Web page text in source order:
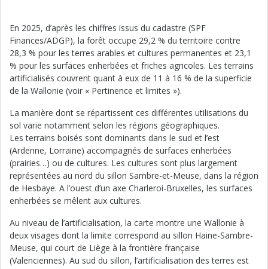
En 2025, d’après les chiffres issus du cadastre (SPF
Finances/ADGP), la forêt occupe 29,2 % du territoire contre
28,3 % pour les terres arables et cultures permanentes et 23,1
% pour les surfaces enherbées et friches agricoles. Les terrains
artificialisés couvrent quant à eux de 11 à 16 % de la superficie
de la Wallonie (voir « Pertinence et limites »).
La manière dont se répartissent ces différentes utilisations du
sol varie notamment selon les régions géographiques.
Les terrains boisés sont dominants dans le sud et l’est
(Ardenne, Lorraine) accompagnés de surfaces enherbées
(prairies…) ou de cultures. Les cultures sont plus largement
représentées au nord du sillon Sambre-et-Meuse, dans la région
de Hesbaye. A l’ouest d’un axe Charleroi-Bruxelles, les surfaces
enherbées se mêlent aux cultures.
Au niveau de l’artificialisation, la carte montre une Wallonie à
deux visages dont la limite correspond au sillon Haine-Sambre-
Meuse, qui court de Liège à la frontière française
(Valenciennes). Au sud du sillon, l’artificialisation des terres est